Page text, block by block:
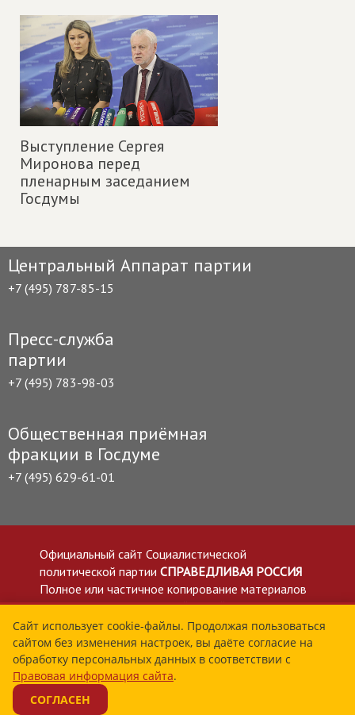
Выступление Сергея
Миронова перед
пленарным заседанием
Госдумы
Центральный Аппарат партии
+7 (495) 787-85-15
Пресс-служба
партии
+7 (495) 783-98-03
Общественная приёмная
фракции в Госдуме
+7 (495) 629-61-01
Официальный сайт Социалистической
политической партии СПРАВЕДЛИВАЯ РОССИЯ
Полное или частичное копирование материалов
приветствуется со ссылкой на сайт spravedlivo.ru
Политика в отношении обработки персональных
данных
Все материалы сайта spravedlivo.ru доступны по
лицензии Creative Commons Attribution 4.0 International
Сайт использует cookie-файлы. Продолжая пользоваться
сайтом без изменения настроек, вы даёте согласие на
обработку персональных данных в соответствии с
Правовая информация сайта.
СОГЛАСЕН